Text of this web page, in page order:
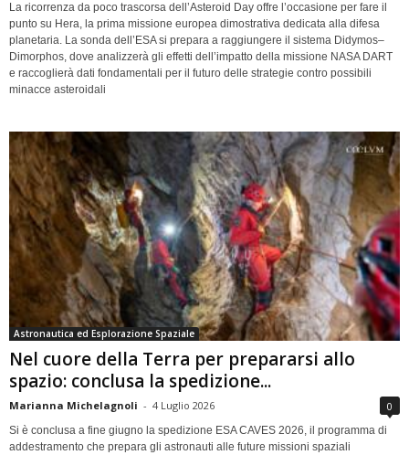
La ricorrenza da poco trascorsa dell’Asteroid Day offre l’occasione per fare il
punto su Hera, la prima missione europea dimostrativa dedicata alla difesa
planetaria. La sonda dell’ESA si prepara a raggiungere il sistema Didymos–
Dimorphos, dove analizzerà gli effetti dell’impatto della missione NASA DART
e raccoglierà dati fondamentali per il futuro delle strategie contro possibili
minacce asteroidali
Astronautica ed Esplorazione Spaziale
Nel cuore della Terra per prepararsi allo
spazio: conclusa la spedizione...
Marianna Michelagnoli - 4 Luglio 2026 0
Si è conclusa a fine giugno la spedizione ESA CAVES 2026, il programma di
addestramento che prepara gli astronauti alle future missioni spaziali